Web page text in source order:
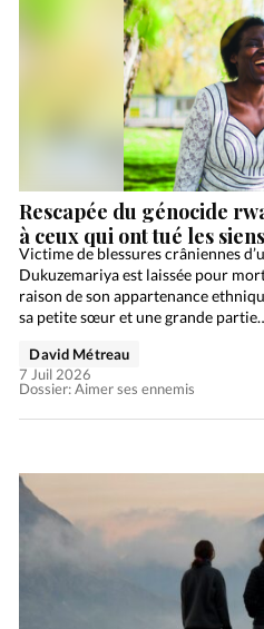
Rescapée du génocide
à ceux qui ont tué les siens
Victime de blessures crâniennes
Dukuzemariya est laissée pour
raison de son appartenance
sa petite sœur et une grande
Dossier: Aimer ses ennemis
David Métreau
7 Juil 2026